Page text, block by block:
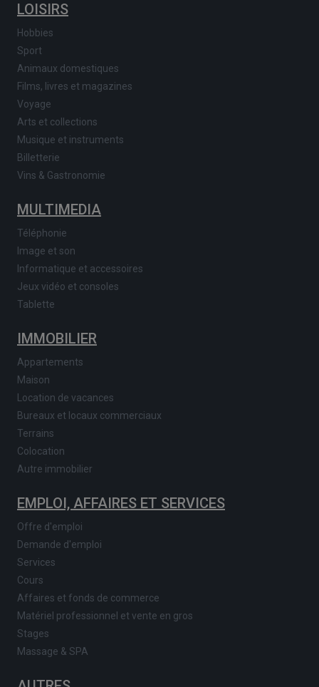
LOISIRS
Hobbies
Sport
Animaux domestiques
Films, livres et magazines
Voyage
Arts et collections
Musique et instruments
Billetterie
Vins & Gastronomie
MULTIMEDIA
Téléphonie
Image et son
Informatique et accessoires
Jeux vidéo et consoles
Tablette
IMMOBILIER
Appartements
Maison
Location de vacances
Bureaux et locaux commerciaux
Terrains
Colocation
Autre immobilier
EMPLOI, AFFAIRES ET SERVICES
Offre d'emploi
Demande d'emploi
Services
Cours
Affaires et fonds de commerce
Matériel professionnel et vente en gros
Stages
Massage & SPA